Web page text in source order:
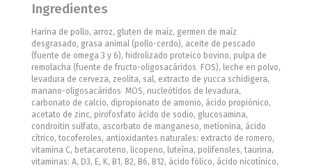
Ingredientes
Harina de pollo, arroz, gluten de maíz, germen de maíz
desgrasado, grasa animal (pollo-cerdo), aceite de pescado
(fuente de omega 3 y 6), hidrolizado proteico bovino, pulpa de
remolacha (fuente de fructo-oligosacáridos  FOS), leche en polvo,
levadura de cerveza, zeolita, sal, extracto de yucca schidigera,
manano-oligosacáridos  MOS, nucleótidos de levadura,
carbonato de calcio, dipropionato de amonio, ácido propiónico,
acetato de zinc, pirofosfato ácido de sodio, glucosamina,
condroitin sulfato, ascorbato de manganeso, metionina, ácido
cítrico, tocoferoles, antioxidantes naturales: extracto de romero,
vitamina C, betacaroteno, licopeno, luteína, polifenoles, taurina,
vitaminas: A, D3, E, K, B1, B2, B6, B12, ácido fólico, ácido nicotínico,